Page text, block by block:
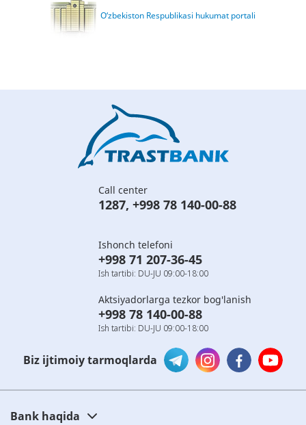
O‘zbekiston Respublikasi hukumat portali
Call center
1287, +998 78 140-00-88
Ishonch telefoni
+998 71 207-36-45
Ish tartibi: DU-JU 09:00-18:00
Aktsiyadorlarga tezkor bog'lanish
+998 78 140-00-88
Ish tartibi: DU-JU 09:00-18:00
Biz ijtimoiy tarmoqlarda
Bank haqida